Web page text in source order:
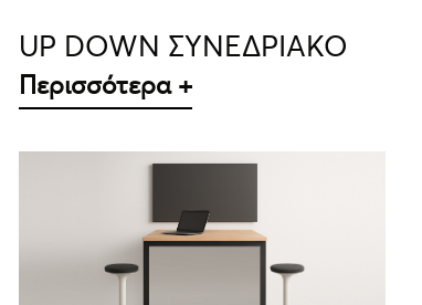
UP DOWN ΣΥΝΕΔΡΙΑΚΟ
Περισσότερα +